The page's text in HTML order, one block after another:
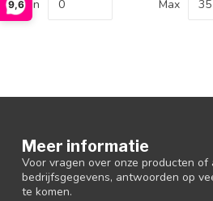
9,6Min Max
Meer informatie
Voor vragen over onze producten of
bedrijfsgegevens, antwoorden op
te komen.